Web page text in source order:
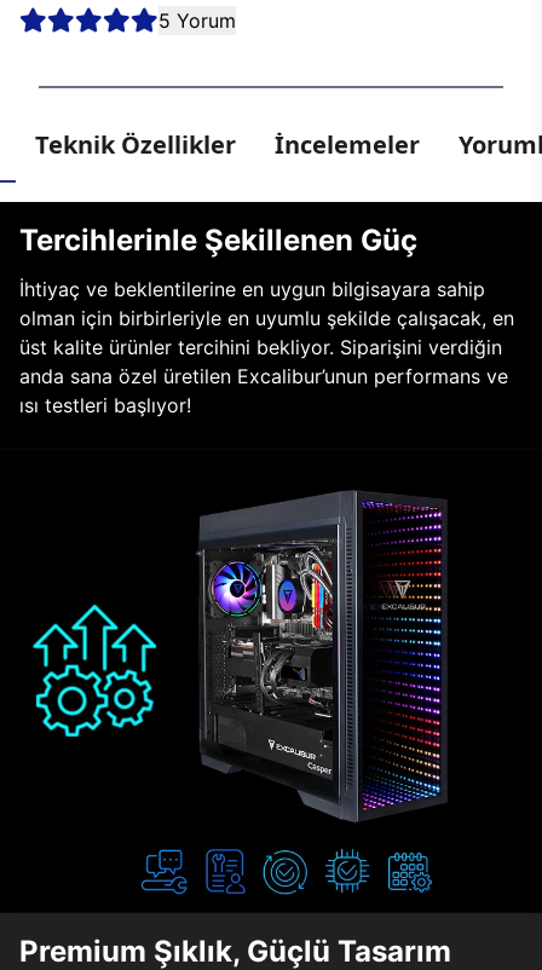
5 Yorum
Teknik Özellikler İncelemeler
Tercihlerinle Şekillenen Güç
İhtiyaç ve beklentilerine en uygun bilgisayara sahip
olman için birbirleriyle en uyumlu şekilde çalışacak, en
üst kalite ürünler tercihini bekliyor. Siparişini verdiğin
anda sana özel üretilen Excalibur’unun performans ve
ısı testleri başlıyor!
Premium Şıklık, Güçlü Tasarım